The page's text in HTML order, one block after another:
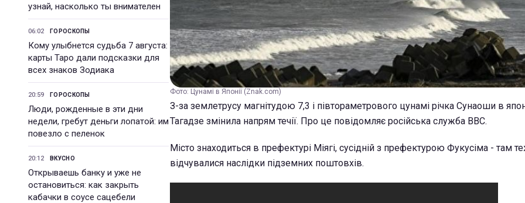
узнай, насколько ты внимателен
06:02 ГОРОСКОПЫ
Кому улыбнется судьба 7 августа:
карты Таро дали подсказки для
всех знаков Зодиака
20:59 ГОРОСКОПЫ
Люди, рожденные в эти дни
недели, гребут деньги лопатой: им
повезло с пеленок
20:12 ВКУСНО
Открываешь банку и уже не
остановиться: как закрыть
кабачки в соусе сацебели
Фото: Цунамі в Японії (Znak.com)
З-за землетрусу магнітудою 7,3 і півтораметрового цунамі річка Сунаоши в
Тагадзе змінила напрям течії. Про це повідомляє російська служба ВВС.
Місто знаходиться в префектурі Міягі, сусідній з префектурою Фукусіма - там
відчувалися наслідки підземних поштовхів.